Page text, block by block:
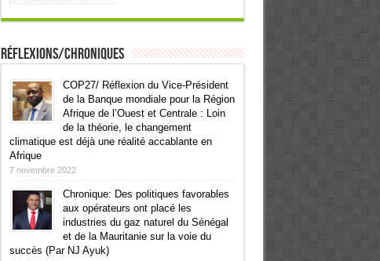
Réflexions/Chroniques
COP27/ Réflexion du Vice-Président
de la Banque mondiale pour la Région
Afrique de l’Ouest et Centrale : Loin
de la théorie, le changement
climatique est déjà une réalité accablante en
Afrique
7 novembre 2022
Chronique: Des politiques favorables
aux opérateurs ont placé les
industries du gaz naturel du Sénégal
et de la Mauritanie sur la voie du
succès (Par NJ Ayuk)